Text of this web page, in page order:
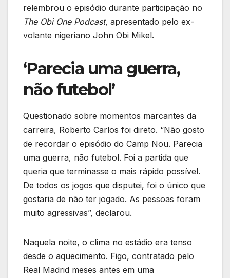
relembrou o episódio durante participação no
The Obi One Podcast, apresentado pelo ex-
volante nigeriano John Obi Mikel.
‘Parecia uma guerra,
não futebol’
Questionado sobre momentos marcantes da
carreira, Roberto Carlos foi direto. “Não gosto
de recordar o episódio do Camp Nou. Parecia
uma guerra, não futebol. Foi a partida que
queria que terminasse o mais rápido possível.
De todos os jogos que disputei, foi o único que
gostaria de não ter jogado. As pessoas foram
muito agressivas”, declarou.
Naquela noite, o clima no estádio era tenso
desde o aquecimento. Figo, contratado pelo
Real Madrid meses antes em uma